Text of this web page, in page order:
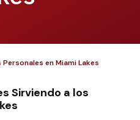
en Miami Lakes
Sirviendo a los